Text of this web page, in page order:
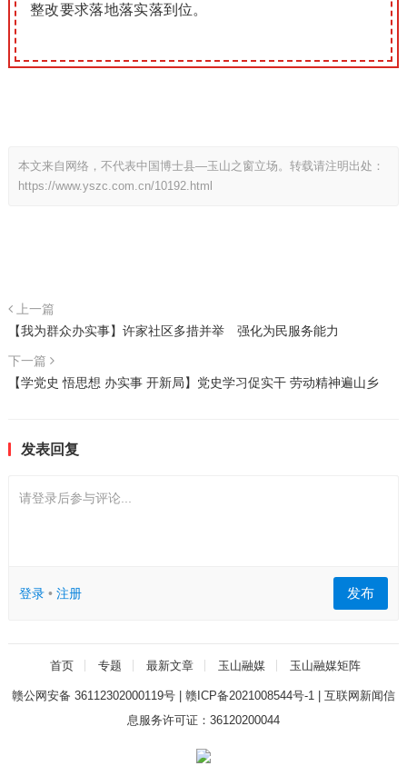
整改要求落地落实落到位。
本文来自网络，不代表中国博士县—玉山之窗立场。转载请注明出处：
https://www.yszc.com.cn/10192.html
上一篇
【我为群众办实事】许家社区多措并举 强化为民服务能力
下一篇
【学党史 悟思想 办实事 开新局】党史学习促实干 劳动精神遍山乡
发表回复
请登录后参与评论...
登录• 注册 发布
首页 专题 最新文章 玉山融媒 玉山融媒矩阵
赣公网安备 36112302000119号| 赣ICP备2021008544号-1
互联网新闻信
息服务许可证：36120200044